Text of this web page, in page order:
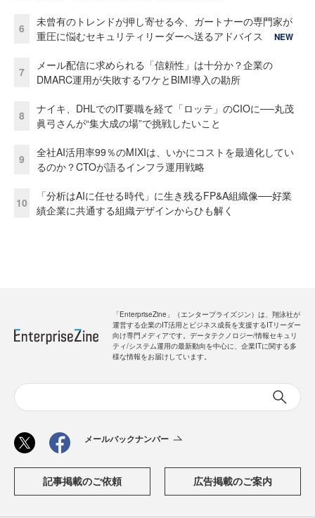
6
未曾有のトレンドが押し寄せる今、ガートナーの専門家が
重圧に悩むセキュリティリーダーへ送るアドバイス
NEW
7
メール配信に求められる「信頼性」は十分か？企業の
DMARC運用が失敗するワケとBIMI導入の勘所
8
ナイキ、DHLでのIT要職を経て「ロッテ」のCIOに──丸茂
眞弓さんが“集大成の場”で挑戦したいこと
9
全社AI活用率99％のMIXIは、いかにコストを最適化してい
るのか？CTOが語るインフラ運用戦略
10
「分析はAIに任せる時代」に生き残るFP&A組織像──好業
績企業に共通する組織デザインからひも解く
「EnterpriseZine」（エンタープライズジン）は、翔泳社が
運営する企業のIT活用とビジネス成長を支援するITリーダー
向け専門メディアです。データテクノロジー/情報セキュリ
ティ/システム運用の最新動向を中心に、企業ITに関する多
様な情報をお届けしています。
メールバックナンバー
記事掲載のご依頼 広告掲載のご案内